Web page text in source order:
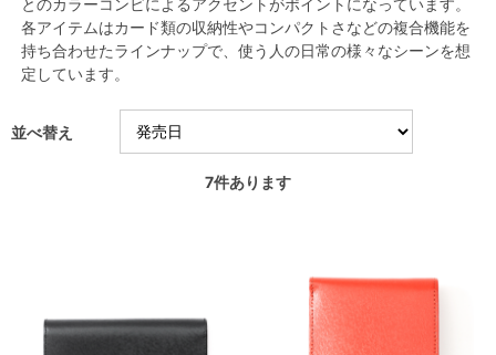
とのカラーコンビによるアクセントがポイントになっています。
各アイテムはカード類の収納性やコンパクトさなどの複合機能を
持ち合わせたラインナップで、使う人の日常の様々なシーンを想
定しています。
並べ替え
7件あります